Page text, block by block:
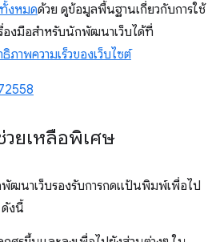
งหมดด้วย ดูข้อมูลพื้นฐานเกี่ยวกับการใช้
องมือสำหรับนักพัฒนาเว็บได้ที่
าพความเร็วของเว็บไซต์
วยเหลือพิเศษ
ฒนาเว็บรองรับการกดแป้นพิมพ์เพื่อไป
ดังนี้